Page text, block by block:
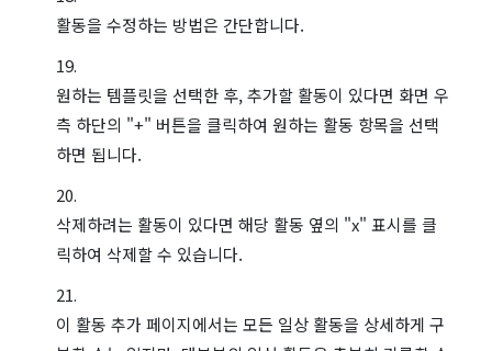
활동을 수정하는 방법은 간단합니다.
원하는 템플릿을 선택한 후, 추가할 활동이 있다면 화면 우
측 하단의 "+" 버튼을 클릭하여 원하는 활동 항목을 선택
하면 됩니다.
삭제하려는 활동이 있다면 해당 활동 옆의 "x" 표시를 클
릭하여 삭제할 수 있습니다.
이 활동 추가 페이지에서는 모든 일상 활동을 상세하게 구